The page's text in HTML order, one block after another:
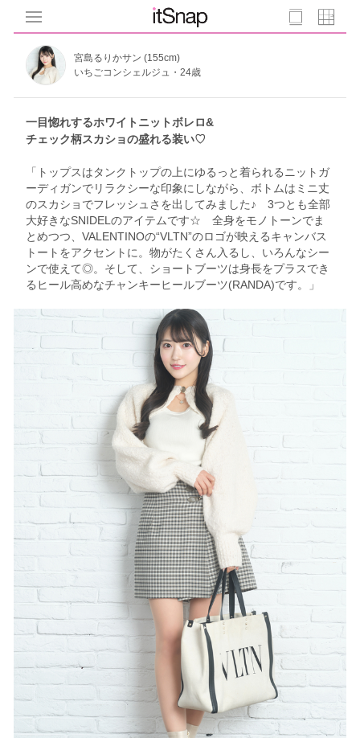
宮島るりかサン (155cm)
いちごコンシェルジュ・24歳
一目惚れするホワイトニットボレロ&
チェック柄スカショの盛れる装い♡
「トップスはタンクトップの上にゆるっと着られるニットガ
ーディガンでリラクシーな印象にしながら、ボトムはミニ丈
のスカショでフレッシュさを出してみました♪ 3つとも全部
大好きなSNIDELのアイテムです☆ 全身をモノトーンでま
とめつつ、VALENTINOの“VLTN”のロゴが映えるキャンバス
トートをアクセントに。物がたくさん入るし、いろんなシー
ンで使えて◎。そして、ショートブーツは身長をプラスでき
るヒール高めなチャンキーヒールブーツ(RANDA)です。」